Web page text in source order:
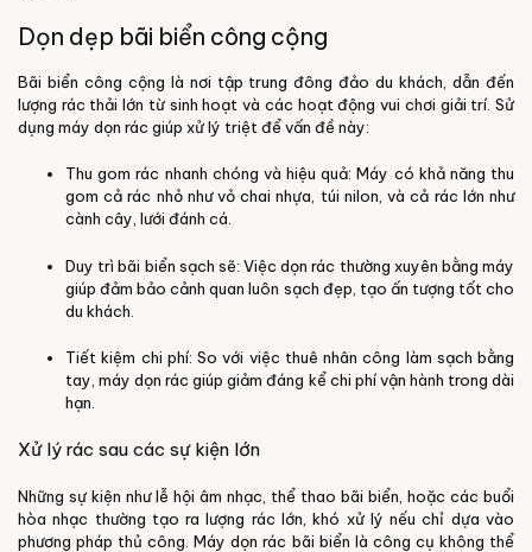
Dọn dẹp bãi biển công cộng
Bãi biển công cộng là nơi tập trung đông đảo du khách, dẫn đến
lượng rác thải lớn từ sinh hoạt và các hoạt động vui chơi giải trí. Sử
dụng máy dọn rác giúp xử lý triệt để vấn đề này:
Thu gom rác nhanh chóng và hiệu quả: Máy có khả năng thu
gom cả rác nhỏ như vỏ chai nhựa, túi nilon, và cả rác lớn như
cành cây, lưới đánh cá.
Duy trì bãi biển sạch sẽ: Việc dọn rác thường xuyên bằng máy
giúp đảm bảo cảnh quan luôn sạch đẹp, tạo ấn tượng tốt cho
du khách.
Tiết kiệm chi phí: So với việc thuê nhân công làm sạch bằng
tay, máy dọn rác giúp giảm đáng kể chi phí vận hành trong dài
hạn.
Xử lý rác sau các sự kiện lớn
Những sự kiện như lễ hội âm nhạc, thể thao bãi biển, hoặc các buổi
hòa nhạc thường tạo ra lượng rác lớn, khó xử lý nếu chỉ dựa vào
phương pháp thủ công. Máy dọn rác bãi biển là công cụ không thể